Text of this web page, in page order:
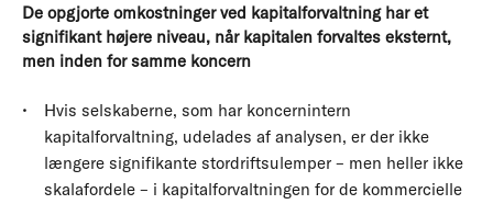
De opgjorte omkostninger ved kapitalforvaltning har et
signifikant højere niveau, når kapitalen forvaltes eksternt,
men inden for samme koncern
Hvis selskaberne, som har koncernintern
kapitalforvaltning, udelades af analysen, er der ikke
længere signifikante stordriftsulemper – men heller ikke
skalafordele – i kapitalforvaltningen for de kommercielle